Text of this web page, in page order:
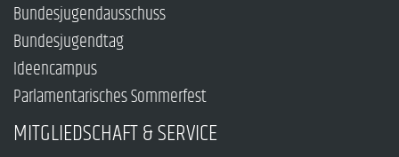
Bundesjugendausschuss
Bundesjugendtag
Ideencampus
Parlamentarisches Sommerfest
MITGLIEDSCHAFT & SERVICE